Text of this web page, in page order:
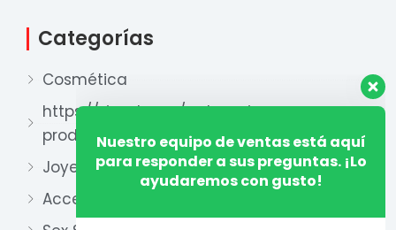
Categorías
Cosmética
https://xianzhu.pe/categoria-
producto/perfumeria-2/
Joyería
Accesorios y otros
Disponible
Ventas Lima 1
Xian Zhu
Disponible
Ventas Lima 2